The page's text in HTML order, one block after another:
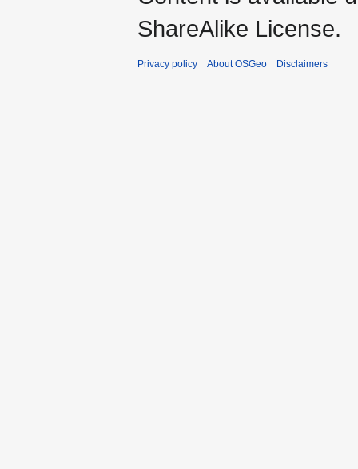
ShareAlike License.
Privacy policy About OSGeo Disclaimers